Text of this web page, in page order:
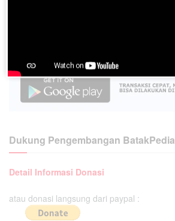
Dukung Pengembangan BatakPedia
Detail Informasi Donasi
atau donasi langsung dari paypal :